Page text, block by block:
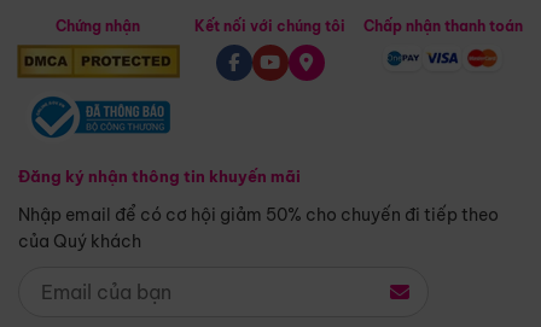
Chứng nhận
Đăng ký nhận thông tin khuyến mãi
Nhập email để có cơ hội giảm 50% cho chuyến đi tiếp theo
của Quý khách
Kết nối với chúng tôi Chấp nhận thanh toán